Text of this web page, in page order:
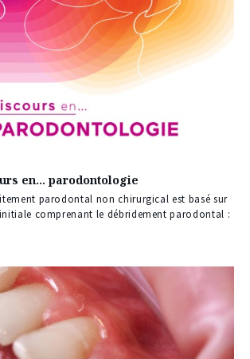
en… parodontologie
parodontal non chirurgical est basé sur
comprenant le débridement parodontal :